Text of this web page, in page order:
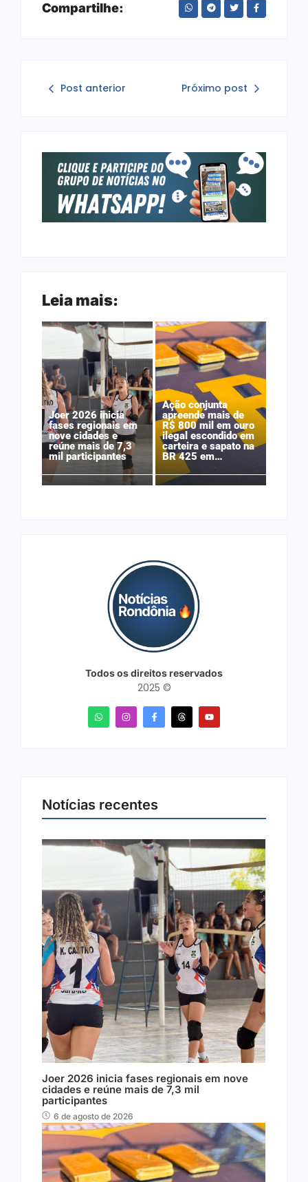
Compartilhe:
Post anterior Próximo post
Leia mais:
Joer 2026 inicia
fases regionais em
nove cidades e
reúne mais de 7,3
mil participantes
Ação conjunta
apreende mais de
R$ 800 mil em ouro
ilegal escondido em
carteira e sapato na
BR 425 em…
Todos os direitos reservados
2025 ©
Notícias recentes
Joer 2026 inicia fases regionais em nove
cidades e reúne mais de 7,3 mil
participantes
6 de agosto de 2026